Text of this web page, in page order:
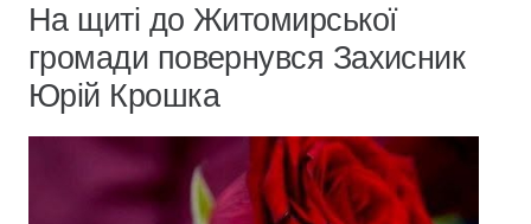
На щиті до Житомирської
громади повернувся Захисник
Юрій Крошка